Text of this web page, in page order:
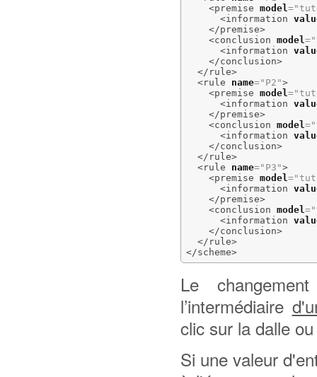
<premise model=
<information
</premise>
<conclusion model=
<information
</conclusion>
</rule>
<rule
name="P2">
<premise model=
<information
</premise>
<conclusion model=
<information
</conclusion>
</rule>
<rule
name="P3">
<premise model=
<information
</premise>
<conclusion model=
<information
</conclusion>
</rule>
</scheme>
Le
l’intermédiaire
clic sur la dalle
Si une valeur